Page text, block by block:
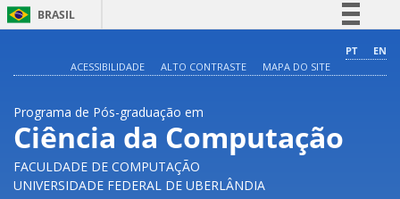
BRASIL
Comunica BR
Acesso à informação
Legislação
PT
EN
ACESSIBILIDADE
ALTO CONTRASTE MAPA DO SITE
Programa de Pós-graduação em
Ciência da Computação
FACULDADE DE COMPUTAÇÃO
UNIVERSIDADE FEDERAL DE UBERLÂNDIA